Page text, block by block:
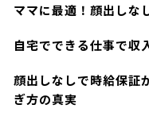
ママに最適！顔出しな
自宅でできる仕事で収
顔出しなしで時給保証
ぎ方の真実